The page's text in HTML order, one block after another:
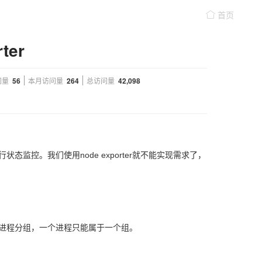
首页
56 本月访问量 264 总访问量 42,098
态监控。我们使用node exporter就不能实现需求了，
分组，一个进程只能属于一个组。